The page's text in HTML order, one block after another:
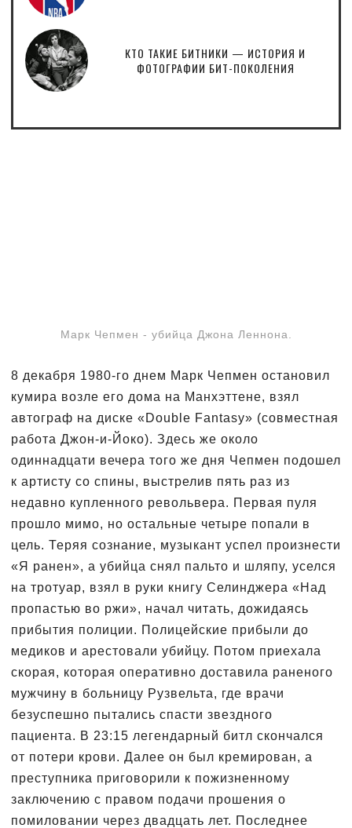
КТО ТАКИЕ БИТНИКИ — ИСТОРИЯ И
ФОТОГРАФИИ БИТ-ПОКОЛЕНИЯ
Марк Чепмен - убийца Джона Леннона.
8 декабря 1980-го днем Марк Чепмен остановил
кумира возле его дома на Манхэттене, взял
автограф на диске «Double Fantasy» (совместная
работа Джон-и-Йоко). Здесь же около
одиннадцати вечера того же дня Чепмен подошел
к артисту со спины, выстрелив пять раз из
недавно купленного револьвера. Первая пуля
прошло мимо, но остальные четыре попали в
цель. Теряя сознание, музыкант успел произнести
«Я ранен», а убийца снял пальто и шляпу, уселся
на тротуар, взял в руки книгу Селинджера «Над
пропастью во ржи», начал читать, дожидаясь
прибытия полиции. Полицейские прибыли до
медиков и арестовали убийцу. Потом приехала
скорая, которая оперативно доставила раненого
мужчину в больницу Рузвельта, где врачи
безуспешно пытались спасти звездного
пациента. В 23:15 легендарный битл скончался
от потери крови. Далее он был кремирован, а
преступника приговорили к пожизненному
заключению с правом подачи прошения о
помиловании через двадцать лет. Последнее